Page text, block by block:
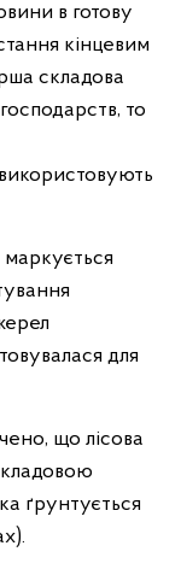
в готову
кінцевим
складова
то
використовують
для
що лісова
ґрунтується